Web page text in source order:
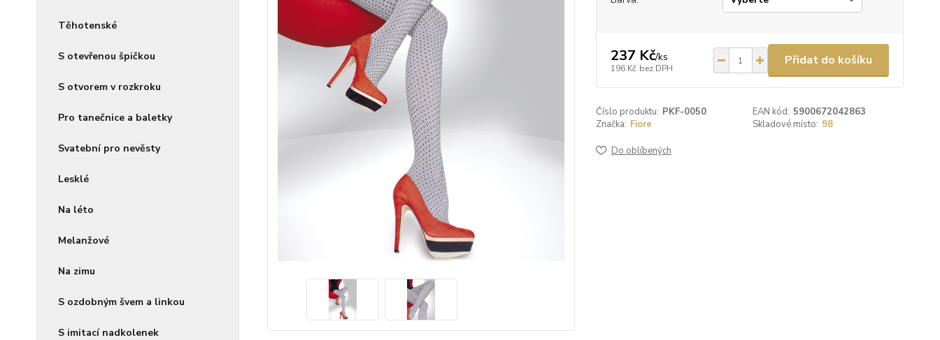
Těhotenské
S otevřenou špičkou
S otvorem v rozkroku
Pro tanečnice a baletky
Svatební pro nevěsty
Lesklé
Na léto
Melanžové
Na zimu
S ozdobným švem a linkou
S imitací nadkolenek
237 Kč/ks
196 Kč bez DPH
Přidat do košíku
Číslo produktu: PKF-0050 EAN kód: 5900672042863
Značka: Fiore Skladové místo: 98
Do oblíbených